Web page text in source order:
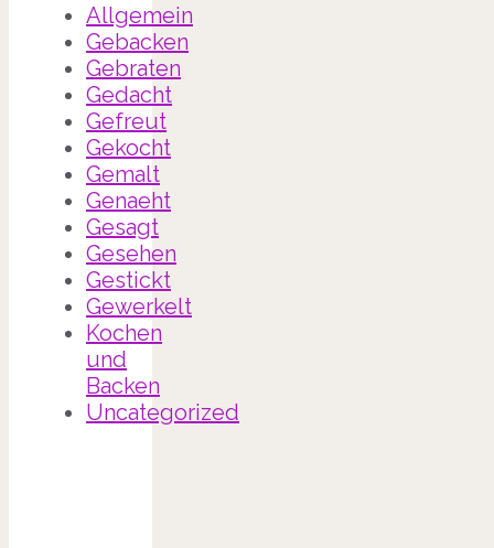
Allgemein
Gebacken
Gebraten
Gedacht
Gefreut
Gekocht
Gemalt
Genaeht
Gesagt
Gesehen
Gestickt
Gewerkelt
Kochen
und
Backen
Uncategorized